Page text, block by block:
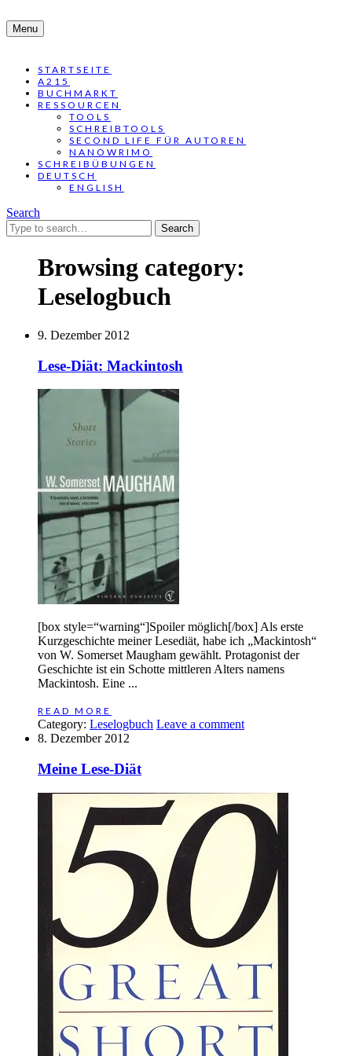
Menu
STARTSEITE
A215
BUCHMARKT
RESSOURCEN
TOOLS
SCHREIBTOOLS
SECOND LIFE FÜR AUTOREN
NANOWRIMO
SCHREIBÜBUNGEN
DEUTSCH
ENGLISH
Search
Search
for:
Browsing category:
Leselogbuch
9. Dezember 2012
Lese-Diät: Mackintosh
[box style=“warning“]Spoiler möglich[/box] Als erste
Kurzgeschichte meiner Lesediät, habe ich „Mackintosh“
von W. Somerset Maugham gewählt. Protagonist der
Geschichte ist ein Schotte mittleren Alters namens
Mackintosh. Eine ...
READ MORE
Category: Leselogbuch Leave a comment
8. Dezember 2012
Meine Lese-Diät